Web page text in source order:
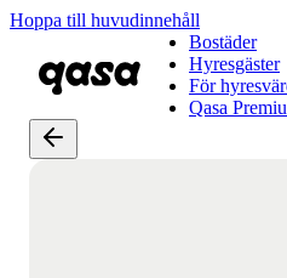
Hoppa till huvudinnehåll
Bostäder
Hyresgäster
För
Qasa